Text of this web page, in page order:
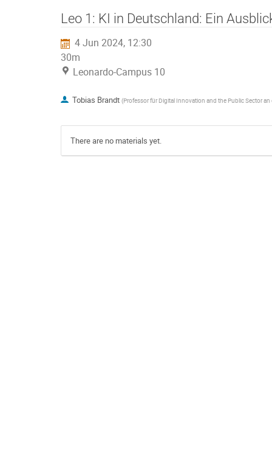
Leo 1: KI in Deutschland: Ein
4 Jun 2024, 12:30
30m
Leonardo-Campus 10
Tobias Brandt (Professor für Digital Innovation and the Public Sector an
There are no materials yet.